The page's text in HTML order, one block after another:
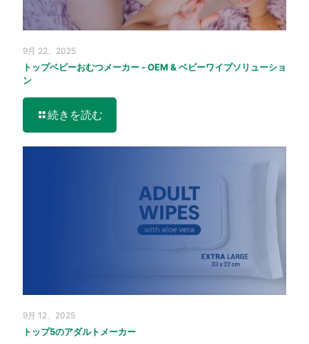
9月 22、2025
トップベビーおむつメーカー - OEM & ベビーワイプソリューショ
ン
続きを読む
9月 12、2025
トップ5のアダルトメーカー